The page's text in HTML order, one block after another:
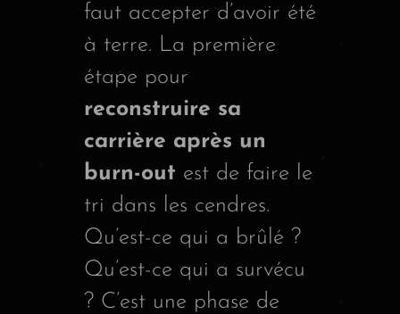
faut accepter d’avoir été
à terre. La première
étape pour
reconstruire sa
carrière après un
burn-out est de faire le
tri dans les cendres.
Qu’est-ce qui a brûlé ?
Qu’est-ce qui a survécu
? C’est une phase de